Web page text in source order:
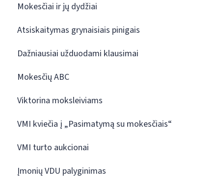
Mokesčiai ir jų dydžiai
Atsiskaitymas grynaisiais pinigais
Dažniausiai užduodami klausimai
Mokesčių ABC
Viktorina moksleiviams
VMI kviečia į „Pasimatymą su mokesčiais“
VMI turto aukcionai
Įmonių VDU palyginimas